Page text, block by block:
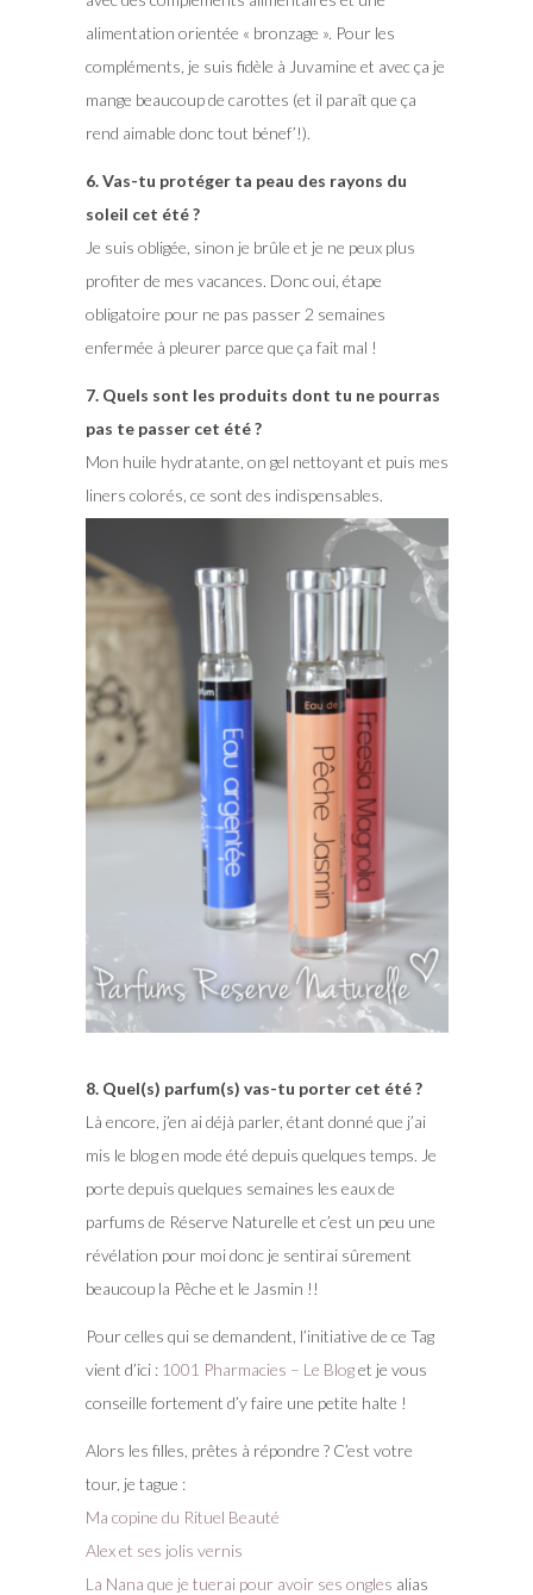
alimentation orientée « bronzage ». Pour les
compléments, je suis fidèle à Juvamine et avec ça je
mange beaucoup de carottes (et il paraît que ça
rend aimable donc tout bénef’!).
6. Vas-tu protéger ta peau des rayons du
soleil cet été ?
Je suis obligée, sinon je brûle et je ne peux plus
profiter de mes vacances. Donc oui, étape
obligatoire pour ne pas passer 2 semaines
enfermée à pleurer parce que ça fait mal !
7. Quels sont les produits dont tu ne pourras
pas te passer cet été ?
Mon huile hydratante, on gel nettoyant et puis mes
liners colorés, ce sont des indispensables.
8. Quel(s) parfum(s) vas-tu porter cet été ?
Là encore, j’en ai déjà parler, étant donné que j’ai
mis le blog en mode été depuis quelques temps. Je
porte depuis quelques semaines les eaux de
parfums de Réserve Naturelle et c’est un peu une
révélation pour moi donc je sentirai sûrement
beaucoup la Pêche et le Jasmin !!
Pour celles qui se demandent, l’initiative de ce Tag
vient d’ici : 1001 Pharmacies – Le Bloget je vous
conseille fortement d’y faire une petite halte !
Alors les filles, prêtes à répondre ? C’est votre
tour, je tague :
Ma copine du Rituel Beauté
Alex et ses jolis vernis
La Nana que je tuerai pour avoir ses ongles alias